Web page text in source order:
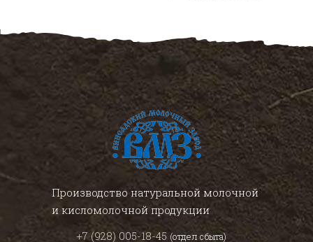
Производство натуральной молочной
и кисломолочной продукции
+7 (928) 005-18-45 (отдел сбыта)